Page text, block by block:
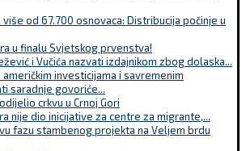
od 67.700 osnovaca: Distribucija počinje u
u finalu Svjetskog prvenstva!
i Vučića nazvati izdajnikom zbog dolaska...
investicijama i savremenim
saradnje govoriće...
crkvu u Crnoj Gori
nije dio inicijative za centre za migrante,...
fazu stambenog projekta na Veljem brdu